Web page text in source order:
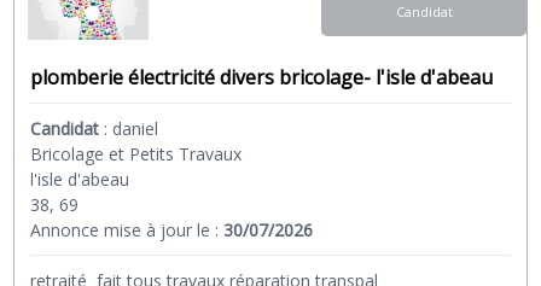
plomberie électricité divers bricolage- l'isle d'abeau
Candidat : daniel
Bricolage et Petits Travaux
l'isle d'abeau
38, 69
Annonce mise à jour le :30/07/2026
retraité fait tous travaux réparation transpal
Candidat